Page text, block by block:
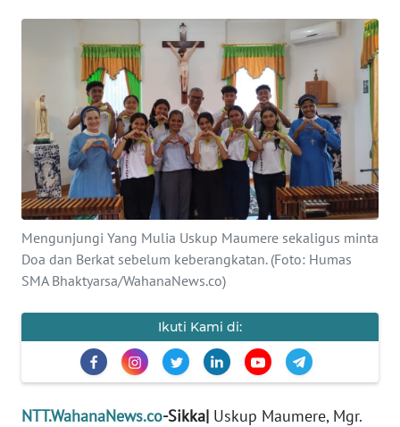
Mengunjungi Yang Mulia Uskup Maumere sekaligus minta
Doa dan Berkat sebelum keberangkatan. (Foto: Humas
SMA Bhaktyarsa/WahanaNews.co)
Ikuti Kami di:
NTT.WahanaNews.co-Sikka| Uskup Maumere, Mgr.
Informasi
INDEKS
BERITA
KONTAK
KAMI
INFO
TENTANG
PEDOMAN